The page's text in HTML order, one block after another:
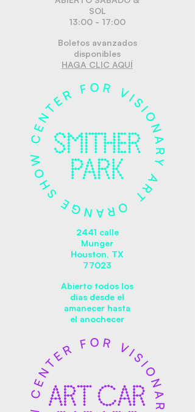
SOL
13:00 - 17:00
Boletos avanzados
disponibles
HAGA CLIC AQUÍ
2441 calle
Munger
Houston, TX
77023
Abierto todos los
días desde el
amanecer hasta
el anochecer